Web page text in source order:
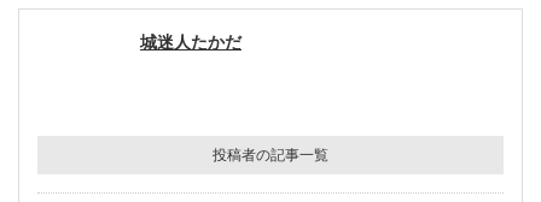
城迷人たかだ
投稿者の記事一覧